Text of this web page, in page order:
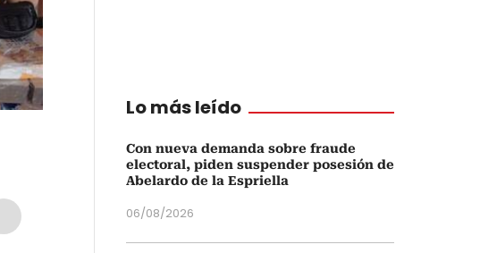
Lo más leído
Con nueva demanda sobre fraude
electoral, piden suspender posesión de
Abelardo de la Espriella
06/08/2026